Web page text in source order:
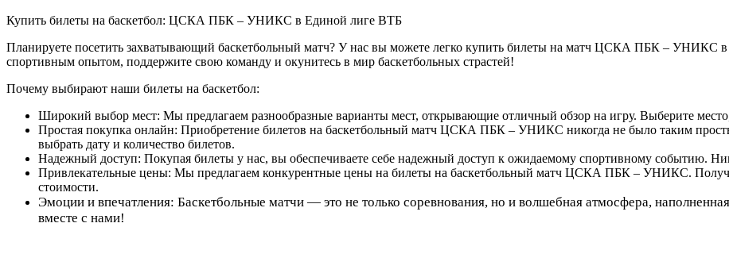
Купить билеты на баскетбол: ЦСКА ПБК – УНИКС в Единой лиге ВТБ
Планируете посетить захватывающий баскетбольный матч? У нас вы можете легко купить билеты на матч ЦСКА ПБК – УНИКС
спортивным опытом, поддержите свою команду и окунитесь в мир баскетбольных страстей!
Почему выбирают наши билеты на баскетбол:
Широкий выбор мест: Мы предлагаем разнообразные варианты мест, открывающие отличный обзор на игру. Выберите
Простая покупка онлайн: Приобретение билетов на баскетбольный матч ЦСКА ПБК – УНИКС никогда не было таким
выбрать дату и количество билетов.
Надежный доступ: Покупая билеты у нас, вы обеспечиваете себе надежный доступ к ожидаемому спортивному событию.
Привлекательные цены: Мы предлагаем конкурентные цены на билеты на баскетбольный матч ЦСКА ПБК – УНИКС.
стоимости.
Эмоции и впечатления: Баскетбольные матчи — это не только соревнования, но и волшебная атмосфера,
вместе с нами!